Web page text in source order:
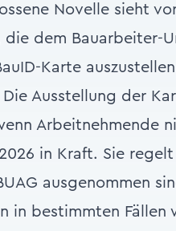
Novelle sieht
dem Bauarbeiter-
Karte
Ausstellung der
Arbeitnehmende
in Kraft. Sie
ausgenommen
in bestimmten